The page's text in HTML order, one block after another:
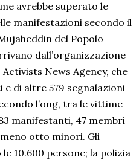
avrebbe superato le
manifestazioni secondo il
del Popolo
dall’organizzazione
News Agency, che
di altre 579 segnalazioni
l’ong, tra le vittime
manifestanti, 47 membri
otto minori. Gli
10.600 persone; la polizia